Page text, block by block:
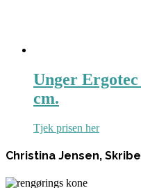
Unger
cm.
Tjek prisen her
Christina Jensen,